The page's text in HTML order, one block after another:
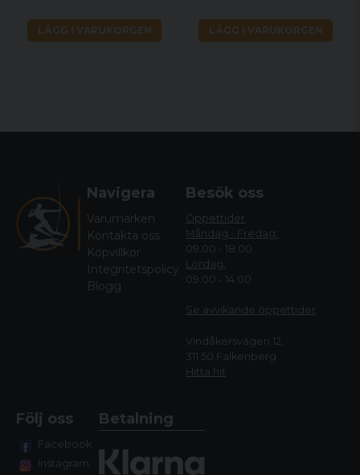
LÄGG I VARUKORGEN LÄGG I VARUKORGEN
Navigera
Varumärken
Kontakta oss
Köpvillkor
Integritetspolicy
Blogg
Besök oss
Öppettider
Måndag - Fredag:
09.00 - 18.00
Lördag:
09.00 - 14.00
Se avvikande öppettider
Vindåkersvägen 12,
311 50 Falkenberg
Hitta hit
Följ oss
Facebook
Instagram
Betalning